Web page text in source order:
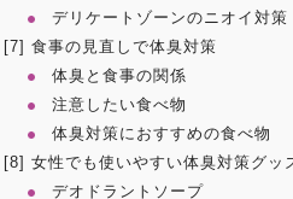
デリケートゾーンのニオイ対策
[7] 食事の見直しで体臭対策
体臭と食事の関係
注意したい食べ物
体臭対策におすすめの食べ物
[8] 女性でも使いやすい体臭対策グッ
デオドラントソープ